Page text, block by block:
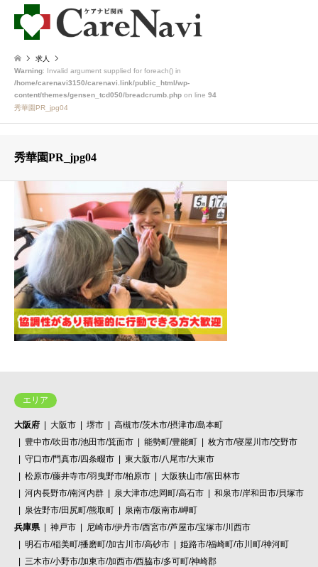
求人
Warning: Invalid argument supplied for foreach() in
/home/carenavi3150/carenavi.link/public_html/wp-
content/themes/gensen_tcd050/breadcrumb.php on line 94
秀華園PR_jpg04
秀華園PR_jpg04
エリア
大阪府 大阪市 堺市
高槻市/茨木市/摂津市/島本町
豊中市/吹田市/池田市/箕面市
能勢町/豊能町
枚方市/寝屋川市/交野市
守口市/門真市/四条畷市
東大阪市/八尾市/大東市
松原市/藤井寺市/羽曳野市/柏原市
大阪狭山市/富田林市
河内長野市/南河内群
泉大津市/忠岡町/高石市
和泉市/岸和田市/貝塚市
泉佐野市/田尻町/熊取町
泉南市/阪南市/岬町
兵庫県
神戸市
尼崎市/伊丹市/西宮市/芦屋市/宝塚市/川西市
明石市/稲美町/播磨町/加古川市/高砂市
姫路市/福崎町/市川町/神河町
三木市/小野市/加東市/加西市/西脇市/多可町/神崎郡